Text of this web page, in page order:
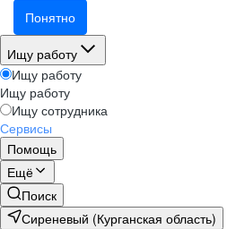
Понятно
Ищу работу
Ищу работу
Ищу работу
Ищу сотрудника
Сервисы
Помощь
Ещё
Поиск
Сиреневый (Курганская область)